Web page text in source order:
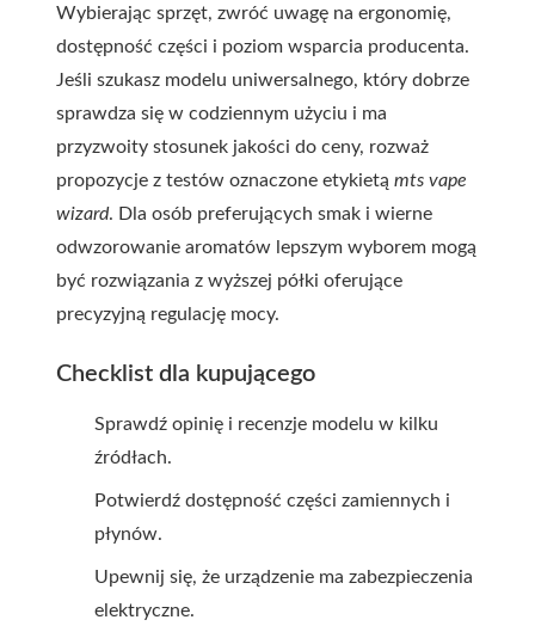
Wybierając sprzęt, zwróć uwagę na ergonomię,
dostępność części i poziom wsparcia producenta.
Jeśli szukasz modelu uniwersalnego, który dobrze
sprawdza się w codziennym użyciu i ma
przyzwoity stosunek jakości do ceny, rozważ
propozycje z testów oznaczone etykietą mts vape
wizard. Dla osób preferujących smak i wierne
odwzorowanie aromatów lepszym wyborem mogą
być rozwiązania z wyższej półki oferujące
precyzyjną regulację mocy.
Checklist dla kupującego
Sprawdź opinię i recenzje modelu w kilku
źródłach.
Potwierdź dostępność części zamiennych i
płynów.
Upewnij się, że urządzenie ma zabezpieczenia
elektryczne.